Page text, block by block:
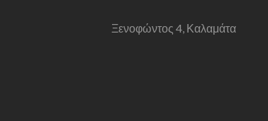
Ξενοφώντος 4, Καλαμάτα